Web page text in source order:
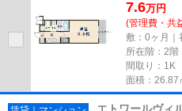
7.6万円
(管理費・共
敷：0ヶ月｜
所在階：2階
間取り：1K
面積：26.87
エトワールヴィ